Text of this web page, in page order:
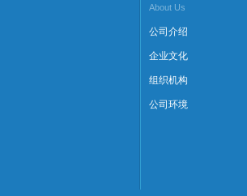
About Us
公司介绍
企业文化
组织机构
公司环境